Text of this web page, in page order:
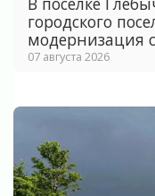
городского
модернизация
07 августа 2026